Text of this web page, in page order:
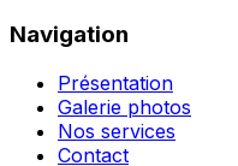
Navigation
Présentation
Galerie photos
Nos services
Contact